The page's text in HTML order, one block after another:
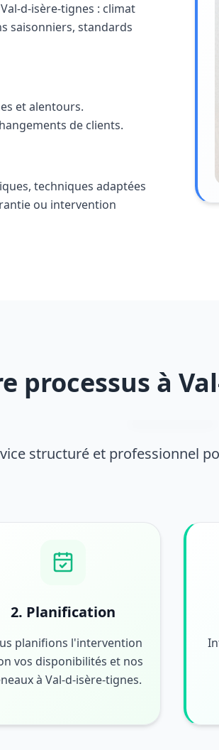
d-isère-tignes : climat
saisonniers, standards
et alentours.
de clients.
techniques adaptées
ou intervention
processus à
structuré et professionnel
2. Planification
planifions l'intervention
vos disponibilités et nos
à Val-d-isère-tignes.